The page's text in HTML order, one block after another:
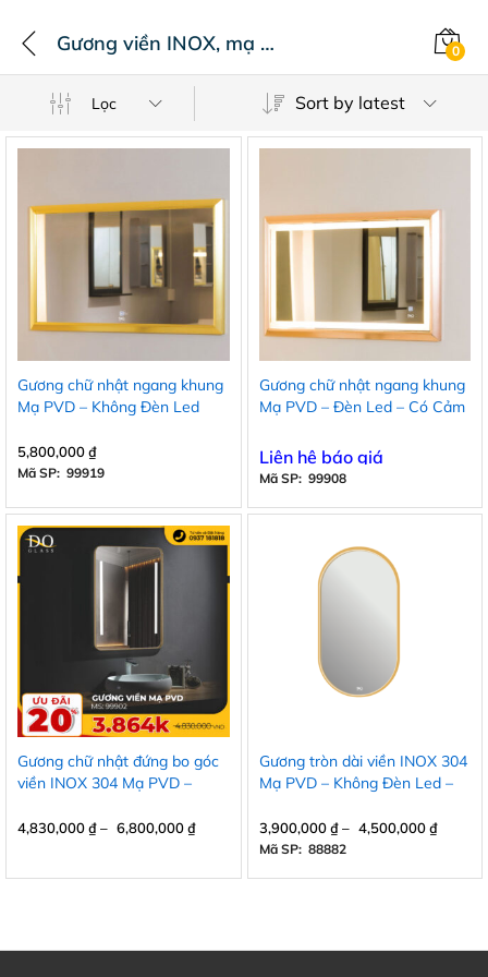
Gương viền INOX, mạ PVD 0
Lọc Sort by latest
Gương chữ nhật ngang khung
Mạ PVD – Không Đèn Led
5,800,000₫
Mã SP: 99919
Gương chữ nhật ngang khung
Mạ PVD – Đèn Led – Có Cảm
Liên hệ báo giá
Mã SP: 99908
Gương chữ nhật đứng bo góc
viền INOX 304 Mạ PVD –
4,830,000₫– 6,800,000₫
Gương tròn dài viền INOX 304
Mạ PVD – Không Đèn Led –
3,900,000₫– 4,500,000₫
Mã SP: 88882